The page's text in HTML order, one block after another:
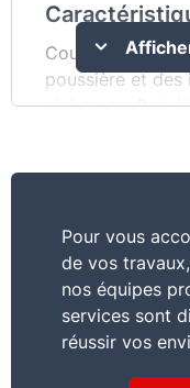
Couvrez et
poussière et
résistante.
Pour vous
de vos
nos équipes
services sont
réussir vos